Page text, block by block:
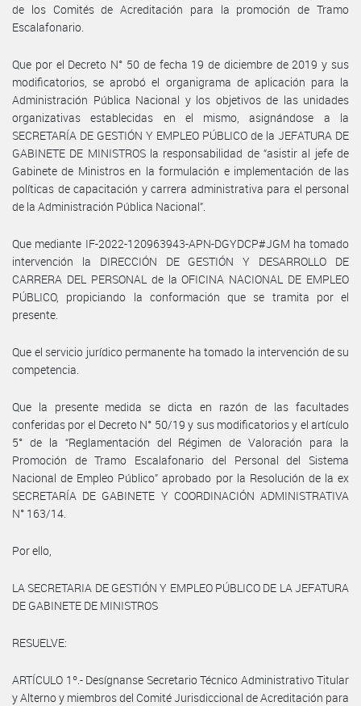
de los Comités de Acreditación para la promoción de Tramo
Escalafonario.
Que por el Decreto N° 50 de fecha 19 de diciembre de 2019 y sus
modificatorios, se aprobó el organigrama de aplicación para la
Administración Pública Nacional y los objetivos de las unidades
organizativas establecidas en el mismo, asignándose a la
SECRETARÍA DE GESTIÓN Y EMPLEO PÚBLICO de la JEFATURA DE
GABINETE DE MINISTROS la responsabilidad de “asistir al jefe de
Gabinete de Ministros en la formulación e implementación de las
políticas de capacitación y carrera administrativa para el personal
de la Administración Pública Nacional”.
Que mediante IF-2022-120963943-APN-DGYDCP#JGM ha tomado
intervención la DIRECCIÓN DE GESTIÓN Y DESARROLLO DE
CARRERA DEL PERSONAL de la OFICINA NACIONAL DE EMPLEO
PÚBLICO, propiciando la conformación que se tramita por el
presente.
Que el servicio jurídico permanente ha tomado la intervención de su
competencia.
Que la presente medida se dicta en razón de las facultades
conferidas por el Decreto N° 50/19 y sus modificatorios y el artículo
5° de la “Reglamentación del Régimen de Valoración para la
Promoción de Tramo Escalafonario del Personal del Sistema
Nacional de Empleo Público” aprobado por la Resolución de la ex
SECRETARÍA DE GABINETE Y COORDINACIÓN ADMINISTRATIVA
N° 163/14.
Por ello,
LA SECRETARIA DE GESTIÓN Y EMPLEO PÚBLICO DE LA JEFATURA
DE GABINETE DE MINISTROS
RESUELVE:
ARTÍCULO 1º.- Desígnanse Secretario Técnico Administrativo Titular
y Alterno y miembros del Comité Jurisdiccional de Acreditación para